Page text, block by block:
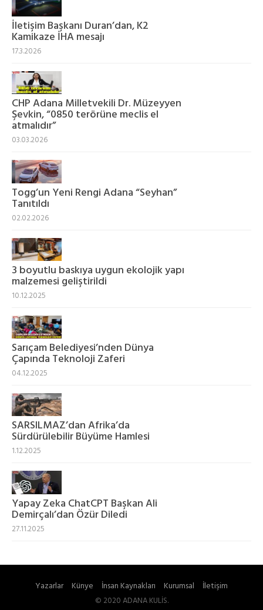
İletişim Başkanı Duran’dan, K2
Kamikaze İHA mesajı
17.3.2026
CHP Adana Milletvekili Dr. Müzeyyen
Şevkin, “0850 terörüne meclis el
atmalıdır”
03.03.2026
Togg’un Yeni Rengi Adana “Seyhan”
Tanıtıldı
02.02.2026
3 boyutlu baskıya uygun ekolojik yapı
malzemesi geliştirildi
10.12.2025
Sarıçam Belediyesi’nden Dünya
Çapında Teknoloji Zaferi
04.12.2025
SARSILMAZ’dan Afrika’da
Sürdürülebilir Büyüme Hamlesi
1.12.2025
Yapay Zeka ChatCPT Başkan Ali
Demirçalı’dan Özür Diledi
27.11.2025
Yazarlar Künye İnsan Kaynakları Kurumsal İletişim
© 2020 ADANA KULİS.